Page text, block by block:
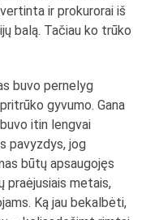
ir prokurorai iš
balą. Tačiau ko trūko
buvo pernelyg
gyvumo. Gana
itin lengvai
pavyzdys, jog
būtų apsaugojęs
praėjusiais metais,
Ką jau bekalbėti,